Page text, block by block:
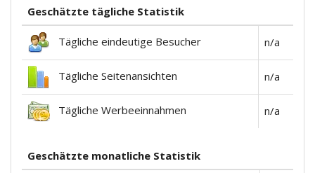
Geschätzte tägliche Statistik
Tägliche eindeutige Besucher n/a
Tägliche Seitenansichten n/a
Tägliche Werbeeinnahmen n/a
Geschätzte monatliche Statistik